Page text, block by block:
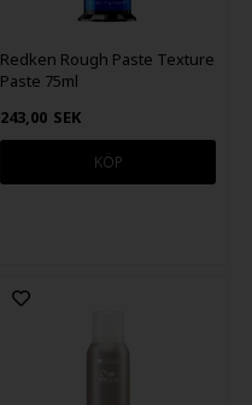
Redken Rough Paste Texture
Paste 75ml
243,00 SEK